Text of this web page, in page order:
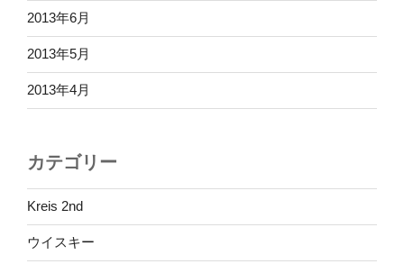
2013年6月
2013年5月
2013年4月
カテゴリー
Kreis 2nd
ウイスキー